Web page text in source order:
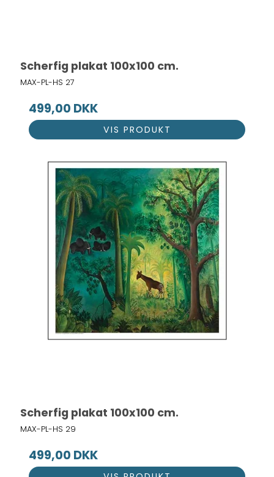
Scherfig plakat 100x100 cm.
MAX-PL-HS 27
499,00 DKK
VIS PRODUKT
Scherfig plakat 100x100 cm.
MAX-PL-HS 29
499,00 DKK